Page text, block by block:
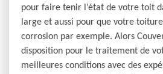
pour faire tenir l’état de votre toit
large et aussi pour que votre
corrosion par exemple. Alors
disposition pour le traitement de
meilleures conditions avec des